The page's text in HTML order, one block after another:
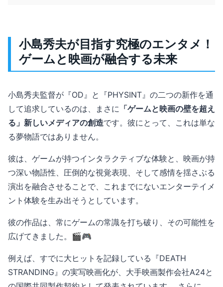
小島秀夫が目指す究極のエンタメ！
ゲームと映画が融合する未来
小島秀夫監督が『OD』と『PHYSINT』の二つの新作を通
して追求しているのは、まさに 「ゲームと映画の壁を超え
る」新しいメディアの創造です。彼にとって、これは単な
る夢物語ではありません。
彼は、ゲームが持つインタラクティブな体験と、映画が持
つ深い物語性、圧倒的な視覚表現、そして感情を揺さぶる
演出を融合させることで、これまでにないエンターテイメ
ント体験を生み出そうとしています。
彼の作品は、常にゲームの常識を打ち破り、その可能性を
広げてきました。🎬🎮
例えば、すでに大ヒットを記録している『DEATH
STRANDING』の実写映画化が、大手映画製作会社A24と